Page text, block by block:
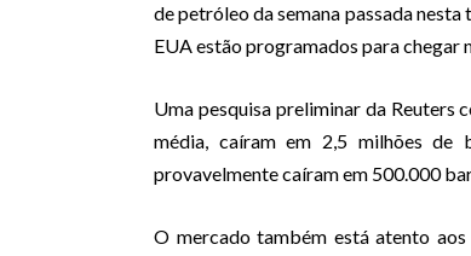
de petróleo da semana passada
EUA estão programados para chegar
Uma pesquisa preliminar da Reuters
média, caíram em 2,5 milhões de
provavelmente caíram em 500.000
O mercado também está atento